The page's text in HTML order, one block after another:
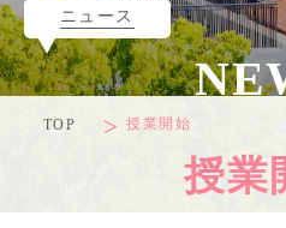
TOP 授業開始
授業
ニュース